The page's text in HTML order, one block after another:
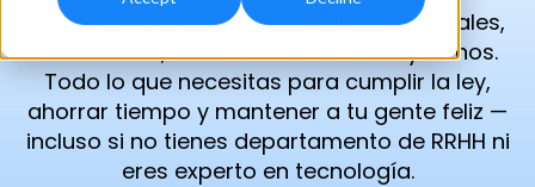
Este softwarete creaexpedientes digitales,
vacaciones, el control de horarios y turnos.
Todo lo que necesitas para cumplir la ley,
ahorrar tiempo y mantener a tu gente feliz —
incluso si no tienes departamento de RRHH ni
eres experto en tecnología.